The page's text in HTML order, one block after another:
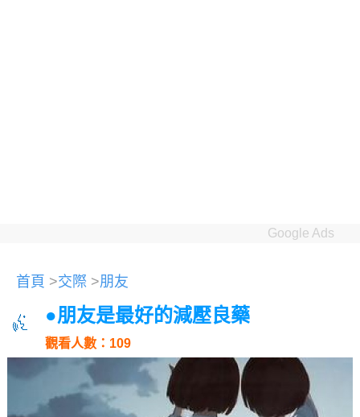
Google Ads
首頁 >交際 >朋友
●朋友是最好的減壓良藥
觀看人數：109